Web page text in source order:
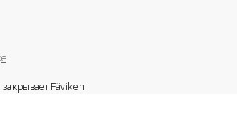
Fäviken